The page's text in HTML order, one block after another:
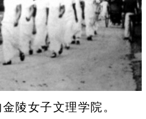
女子文理学院。